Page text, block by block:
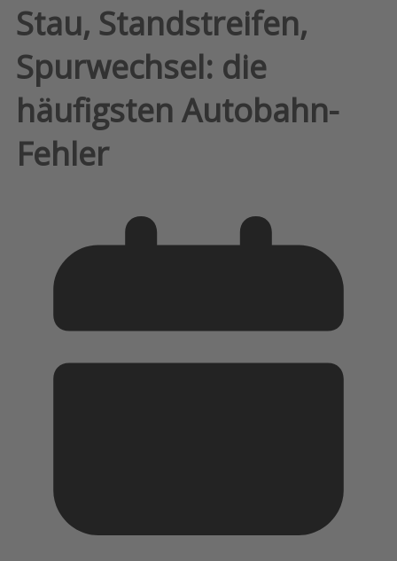
Stau, Standstreifen,
Spurwechsel: die
häufigsten Autobahn-
Fehler